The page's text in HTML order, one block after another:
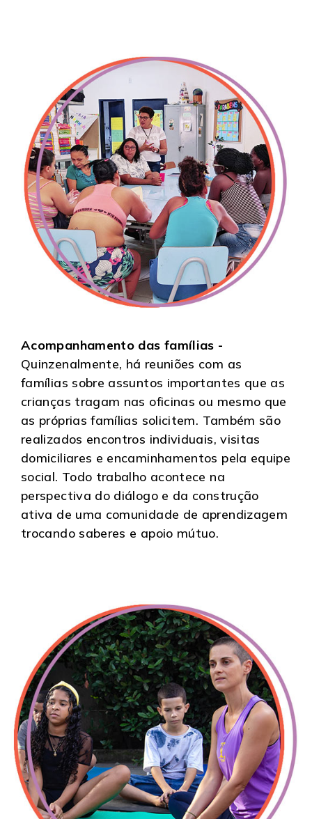
Acompanhamento das famílias -
Quinzenalmente, há reuniões com as
famílias sobre assuntos importantes que as
crianças tragam nas oficinas ou mesmo que
as próprias famílias solicitem. Também são
realizados encontros individuais, visitas
domiciliares e encaminhamentos pela equipe
social. Todo trabalho acontece na
perspectiva do diálogo e da construção
ativa de uma comunidade de aprendizagem
trocando saberes e apoio mútuo.